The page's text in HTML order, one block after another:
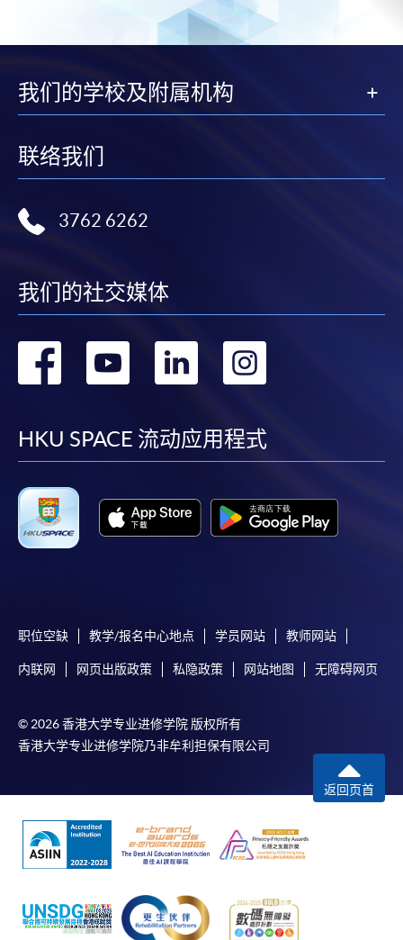
若学员有意申请付款证明书，请把填妥之申请表、贴
上足够邮资的回邮信封、连同划线支票交回本学院。
港大学专业进修学院」。
我们的学校及附属机构
联络我们
3762 6262
我们的社交媒体
转
facebook
转
youtube
转
linkedin
转
HKU SPACE 流动应用程式
职位空缺 教学/报名中心地点 学员网站 教师网站
内联网 网页出版政策 私隐政策 网站地图 无障碍网页
© 2026 香港大学专业进修学院 版权所有
香港大学专业进修学院乃非牟利担保有限公司
返回页首